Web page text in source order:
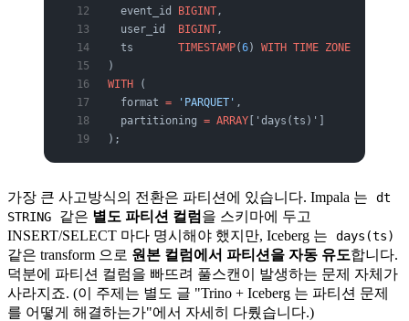
  event_id
BIGINT,
  user_id
BIGINT,
  ts
TIMESTAMP(6)
WITH TIME ZONE
)
WITH (
  format
= 'PARQUET' ,
  partitioning
= ARRAY ['days(ts)']
);
가장 큰 사고방식의 전환은 파티션에 있습니다. Impala 는
dt
STRING
같은 별도 파티션 컬럼 을 스키마에 두고
INSERT/SELECT 마다 명시해야 했지만, Iceberg 는
days(ts)
같은 transform 으로 원본 컬럼에서 파티션을 자동 유도합니다.
덕분에 파티션 컬럼을 빠뜨려 풀스캔이 발생하는 문제 자체가
사라지죠. (이 주제는 별도 글 "Trino + Iceberg 는 파티션 문제
를 어떻게 해결하는가"에서 자세히 다뤘습니다.)